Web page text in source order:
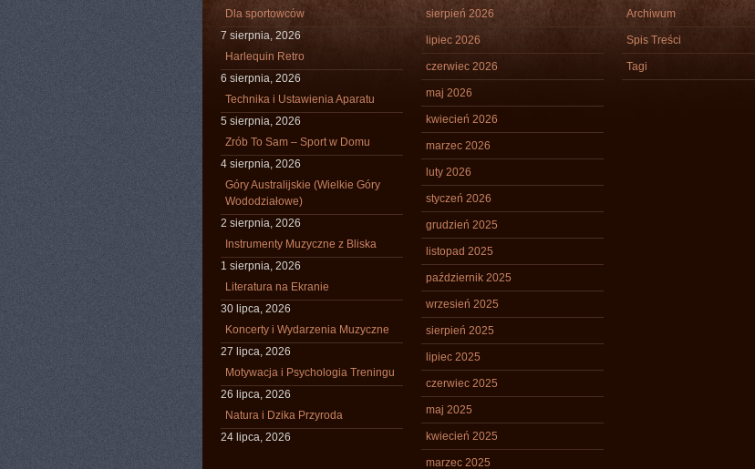
Dla sportowców
7 sierpnia, 2026
Harlequin Retro
6 sierpnia, 2026
Technika i Ustawienia Aparatu
5 sierpnia, 2026
Zrób To Sam – Sport w Domu
4 sierpnia, 2026
Góry Australijskie (Wielkie Góry
Wododziałowe)
2 sierpnia, 2026
Instrumenty Muzyczne z Bliska
1 sierpnia, 2026
Literatura na Ekranie
30 lipca, 2026
Koncerty i Wydarzenia Muzyczne
27 lipca, 2026
Motywacja i Psychologia Treningu
26 lipca, 2026
Natura i Dzika Przyroda
24 lipca, 2026
sierpień 2026
lipiec 2026
czerwiec 2026
maj 2026
kwiecień 2026
marzec 2026
luty 2026
styczeń 2026
grudzień 2025
listopad 2025
październik 2025
wrzesień 2025
sierpień 2025
lipiec 2025
czerwiec 2025
maj 2025
kwiecień 2025
marzec 2025
Archiwum
Spis Treści
Tagi